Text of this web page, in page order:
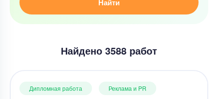
Найти
Найдено 3588 работ
Дипломная работа Реклама и PR